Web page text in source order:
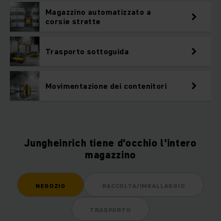
Magazzino automatizzato a
corsie strette
Trasporto sottoguida
Movimentazione dei contenitori
Jungheinrich tiene d'occhio l'intero
magazzino
NEGOZIO RACCOLTA/IMBALLAGGIO
TRASPORTO